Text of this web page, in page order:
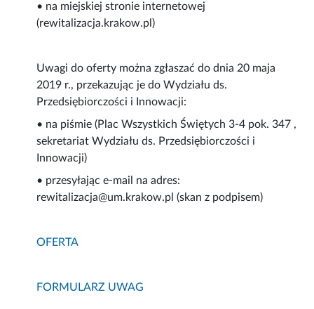
• na miejskiej stronie internetowej
(rewitalizacja.krakow.pl)
Uwagi do oferty można zgłaszać do dnia 20 maja
2019 r., przekazując je do Wydziału ds.
Przedsiębiorczości i Innowacji:
• na piśmie (Plac Wszystkich Świętych 3-4 pok. 347 ,
sekretariat Wydziału ds. Przedsiębiorczości i
Innowacji)
• przesyłając e-mail na adres:
rewitalizacja@um.krakow.pl (skan z podpisem)
OFERTA
FORMULARZ UWAG